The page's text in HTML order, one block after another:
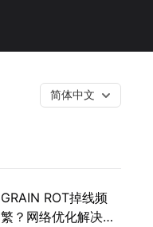
简体中文
GRAIN ROT掉线频
繁？网络优化解决指